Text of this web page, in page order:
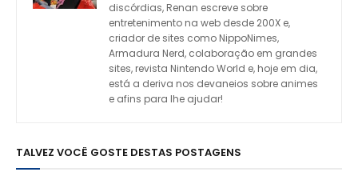
discórdias, Renan escreve sobre
entretenimento na web desde 200X e,
criador de sites como NippoNimes,
Armadura Nerd, colaboração em grandes
sites, revista Nintendo World e, hoje em dia,
está a deriva nos devaneios sobre animes
e afins para lhe ajudar!
TALVEZ VOCÊ GOSTE DESTAS POSTAGENS